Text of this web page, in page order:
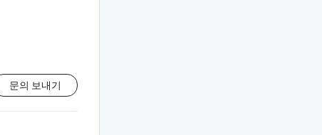
문의 보내기